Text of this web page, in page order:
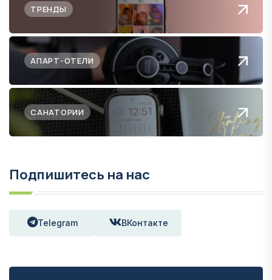
ТРЕНДЫ
АПАРТ-ОТЕЛИ
САНАТОРИИ
Подпишитесь на нас
Telegram ВКонтакте